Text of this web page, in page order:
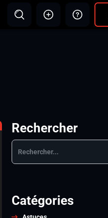
Rechercher
Catégories